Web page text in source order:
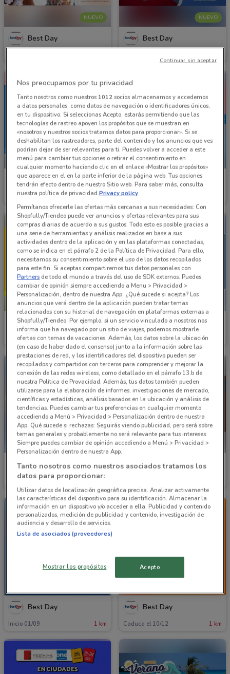
NUEVO
Best Day
NUEVO
Best Day
NUEVO
Best Day
Caduca el 23/08 1 km
Best Day
Caduca el 23/08
NUEVO
Best Day
Caduca el 23/08 1 km
Best Day
Caduca el 31/08
Best Day
Caduca el 31/08
Best Day
Best Day
Inicio 01/09 1 km
Best Day
Caduca el 10/12 1 km
Nos preocupamos por tu privacidad
Tanto nosotros como nuestros 1012socios almacenamos y accedemos
a datos personales, como datos de navegación o identificadores únicos,
en tu dispositivo. Si seleccionas Acepto, estarás permitiendo que las
tecnologías de rastreo apoyen los propósitos que se muestran en
«nosotros y nuestros socios tratamos datos para proporcionar». Si se
deshabilitan los rastreadores, parte del contenido y los anuncios que ves
podrían dejar de ser relevantes para ti. Puedes volver a acceder a este
menú para cambiar tus opciones o retirar el consentimiento en
cualquier momento haciendo clic en el enlace «Mostrar los propósitos»
que aparece en el en la parte inferior de la página web. Tus opciones
tendrán efecto dentro de nuestro Sitio web. Para saber más, consulta
nuestra política de privacidad.Privacy policy
Permítanos ofrecerle las ofertas más cercanas a sus necesidades: Con
Shopfully/Tiendeo puede ver anuncios y ofertas relevantes para sus
compras diarias de acuerdo a sus gustos. Todo esto es posible gracias a
una serie de herramientas y análisis realizados en base a sus
actividades dentro de la aplicación y en las plataformas conectadas,
como se indica en el párrafo 2 de la Política de Privacidad. Para ello,
necesitamos su consentimiento sobre el uso de los datos recopilados
para este fin. Si aceptas compartiremos tus datos personales con
Partners de todo el mundo a través del uso de SDK externos. Puedes
cambiar de opinión siempre accediendo a Menu > Privacidad >
Personalización, dentro de nuestra App. ¿Qué sucede si acepta? Los
anuncios que verá dentro de la aplicación pueden tratar temas
relacionados con su historial de navegación en plataformas externas a
Shopfully/Tiendeo. Por ejemplo, si un servicio vinculado a nosotros nos
informa que ha navegado por un sitio de viajes, podemos mostrarle
ofertas con temas de vacaciones. Además, los datos sobre la ubicación
(en caso de haber dado el consenso) junto a la información sobre las
prestaciones de red, y los identificadores del dispositivo pueden ser
recopilados y compartidos con terceros para comprender y mejorar la
conexión de las redes wireless, como detallado en el párrafo 13.b de
nuestra Política de Provacidad. Además, tus datos también pueden
utilizarse para la elaboración de informes, investigaciones de mercado,
científicas y estadísticas, análisis basados en la ubicación y análisis de
tendencias. Puedes cambiar tus preferencias en cualquier momento
accediendo a Menú > Privacidad > Personalización dentro de nuestra
App. Qué sucede si rechazas: Seguirás viendo publicidad, pero será sobre
temas generales y probablemente no será relevante para tus intereses.
Siempre puedes cambiar de opinión accediendo a Menú > Privacidad >
Personalización dentro de nuestra App.
Tanto nosotros como nuestros asociados tratamos los
datos para proporcionar:
Utilizar datos de localización geográfica precisa. Analizar activamente
las características del dispositivo para su identificación. Almacenar la
información en un dispositivo y/o acceder a ella. Publicidad y contenido
personalizados, medición de publicidad y contenido, investigación de
audiencia y desarrollo de servicios.
Lista de asociados (proveedores)
Mostrar los propósitos Acepto
Continuar sin aceptar